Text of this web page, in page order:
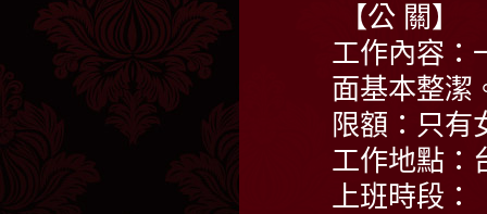
【公 關】
工作內容：
面基本整潔
限額：只有
工作地點：
上班時段：